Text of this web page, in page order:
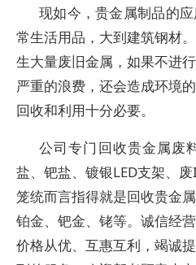
现如今，贵金属制品的
常生活用品，大到建筑钢材
生大量废旧金属，如果不进
严重的浪费，还会造成环境
回收和利用十分必要。
公司专门回收贵金属废
盐、钯盐、镀银LED支架、
笼统而言指得就是回收贵金
铂金、钯金、铑等。诚信经
价格从优、互惠互利，竭诚